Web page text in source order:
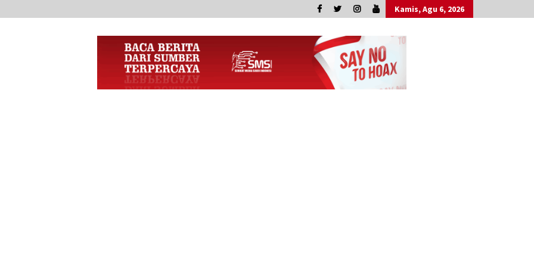
Kamis, Agu 6, 2026